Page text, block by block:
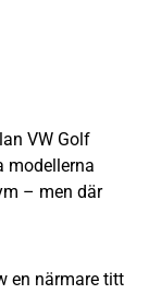
VW Golf
modellerna
– men där
en närmare titt